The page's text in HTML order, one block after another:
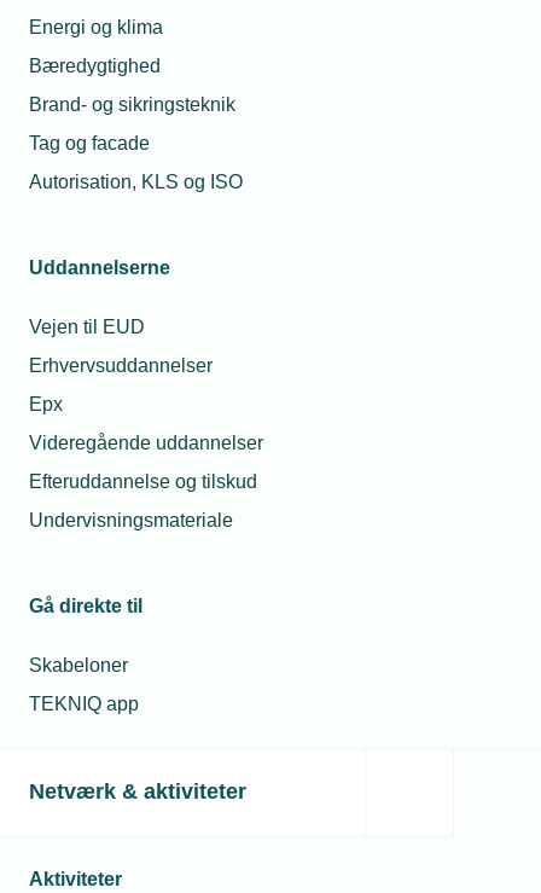
Energi og klima
Bæredygtighed
Brand- og sikringsteknik
Tag og facade
Autorisation, KLS og ISO
Uddannelserne
Vejen til EUD
Erhvervsuddannelser
Epx
Videregående uddannelser
Efteruddannelse og tilskud
Undervisningsmateriale
Gå direkte til
Skabeloner
TEKNIQ app
Netværk & aktiviteter
Aktiviteter
som ikke er hævet i ferieåret
2021/2022? Og er det rigtigt, at
der er en frist for afregning den 15.
Forrige